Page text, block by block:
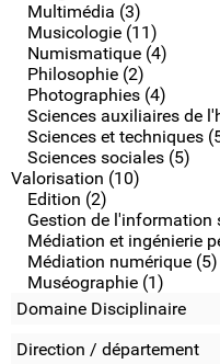
Multimédia (3)
Musicologie (11)
Numismatique (4)
Philosophie (2)
Photographies (4)
Sciences auxiliaires de
Sciences et techniques
Sciences sociales (5)
Valorisation (10)
Edition (2)
Gestion de l'information
Médiation et ingénierie
Médiation numérique (5)
Muséographie (1)
Domaine Disciplinaire
Direction / département